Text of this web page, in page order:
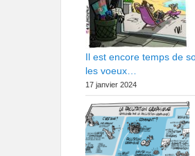
Il est encore temps de
les voeux…
17 janvier 2024